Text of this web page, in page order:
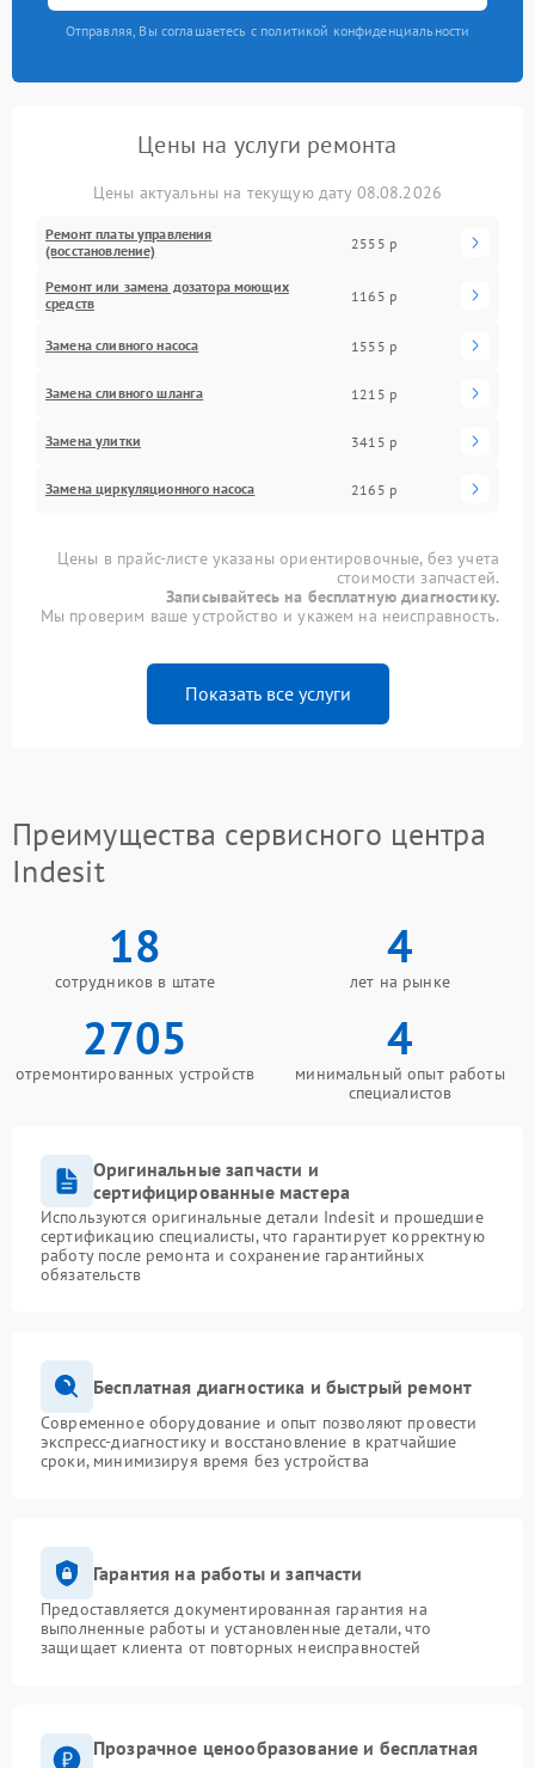
Отправляя, Вы соглашаетесь с политикой конфиденциальности
Цены на услуги ремонта
Цены актуальны на текущую дату 08.08.2026
Ремонт платы управления
(восстановление)
2555 р
Ремонт или замена дозатора моющих
средств
1165 р
Замена сливного насоса 1555 р
Замена сливного шланга 1215 р
Замена улитки 3415 р
Замена циркуляционного насоса 2165 р
Цены в прайс-листе указаны ориентировочные, без учета
стоимости запчастей.
Записывайтесь на бесплатную диагностику.
Мы проверим ваше устройство и укажем на неисправность.
Показать все услуги
Преимущества сервисного центра
Indesit
18
сотрудников в штате
4
лет на рынке
2705
отремонтированных устройств
4
минимальный опыт работы
специалистов
Оригинальные запчасти и
сертифицированные мастера
Используются оригинальные детали Indesit и прошедшие
сертификацию специалисты, что гарантирует корректную
работу после ремонта и сохранение гарантийных
обязательств
Бесплатная диагностика и быстрый ремонт
Современное оборудование и опыт позволяют провести
экспресс-диагностику и восстановление в кратчайшие
сроки, минимизируя время без устройства
Гарантия на работы и запчасти
Предоставляется документированная гарантия на
выполненные работы и установленные детали, что
защищает клиента от повторных неисправностей
Прозрачное ценообразование и бесплатная